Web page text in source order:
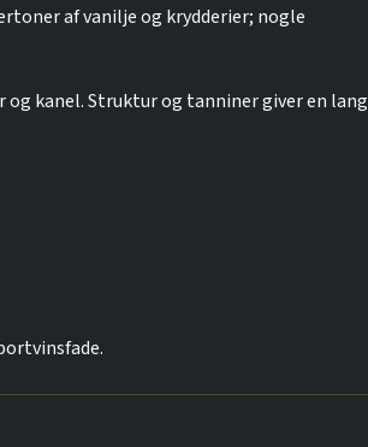
af vanilje og krydderier; nogle
kanel. Struktur og tanniner giver en lang